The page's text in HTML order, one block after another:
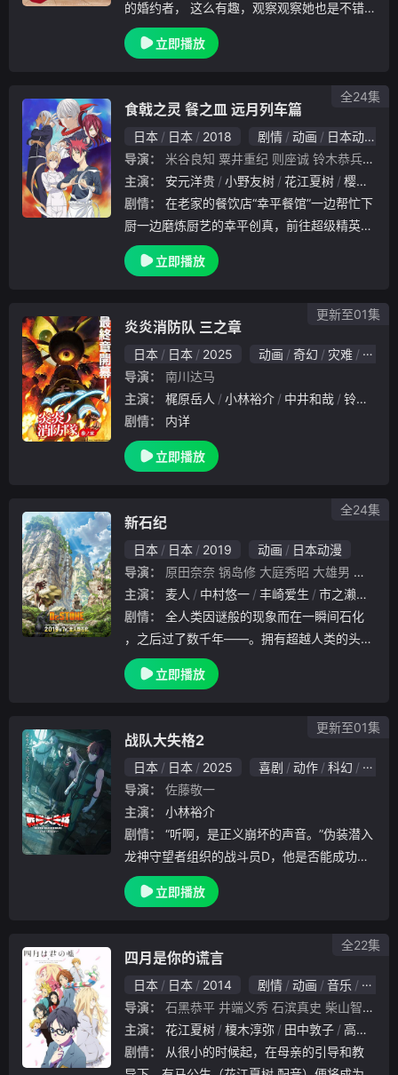
的婚约者， 这么有趣，观察观察她也是不错
的乐趣呢~
立即播放
食戟之灵 餐之皿 远月列车篇
日本 日本 2018 剧情 动画
日本动漫
导演：
米谷良知 粟井重纪 则座诚 铃木恭兵 福岛
主演：
安元洋贵 小野友树 花江夏树
樱井孝宏
剧情：
厨一边磨炼厨艺的幸平创真，前往超级精英料
理学校“远月茶寮料理学园”入学。幸平创真在
学园中与各式各样的料理人相遇并不断成长着
立即播放
全24集
炎炎消防队 三之章
日本 日本 2025 动画 奇幻 灾难
日本
导演：
南川达马
主演：
梶原岳人 小林裕介 中井和哉
铃村健一
剧情：
内详
立即播放
更新至01集
新石纪
日本 日本 2019 动画
日本动漫
导演：
原田奈奈 锅岛修 大庭秀昭 大雄男 小野田
主演：
麦人 中村悠一 丰崎爱生 市之濑加那
剧情：
，之后过了数千年——。拥有超越人类的头脑
，天生的科学少年·千空苏醒了。“从石器时代
到现代文明，要跨越这科学史上的200万年！”
立即播放
全24集
战队大失格2
日本 日本 2025 喜剧 动作 科幻 动画
导演：
佐藤敬一
主演：
小林裕介
剧情：
龙神守望者组织的战斗员D，他是否能成功完
成任务？
立即播放
更新至01集
四月是你的谎言
日本 日本 2014 剧情 动画 音乐
日本
导演：
石黑恭平 井端义秀 石滨真史 柴山智隆
主演：
花江夏树 榎木淳弥 田中敦子
高桥李依
剧情：
全22集